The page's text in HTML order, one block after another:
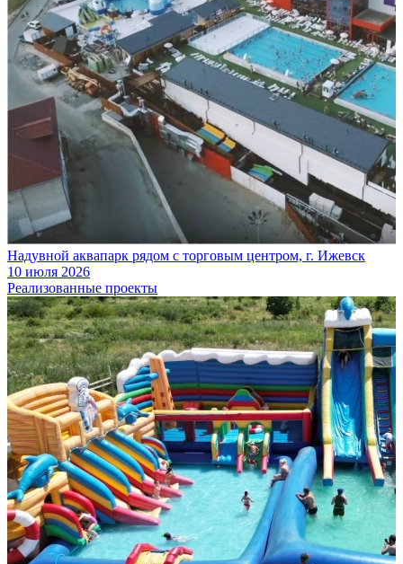
Надувной аквапарк рядом с торговым центром, г. Ижевск
10 июля 2026
Реализованные проекты